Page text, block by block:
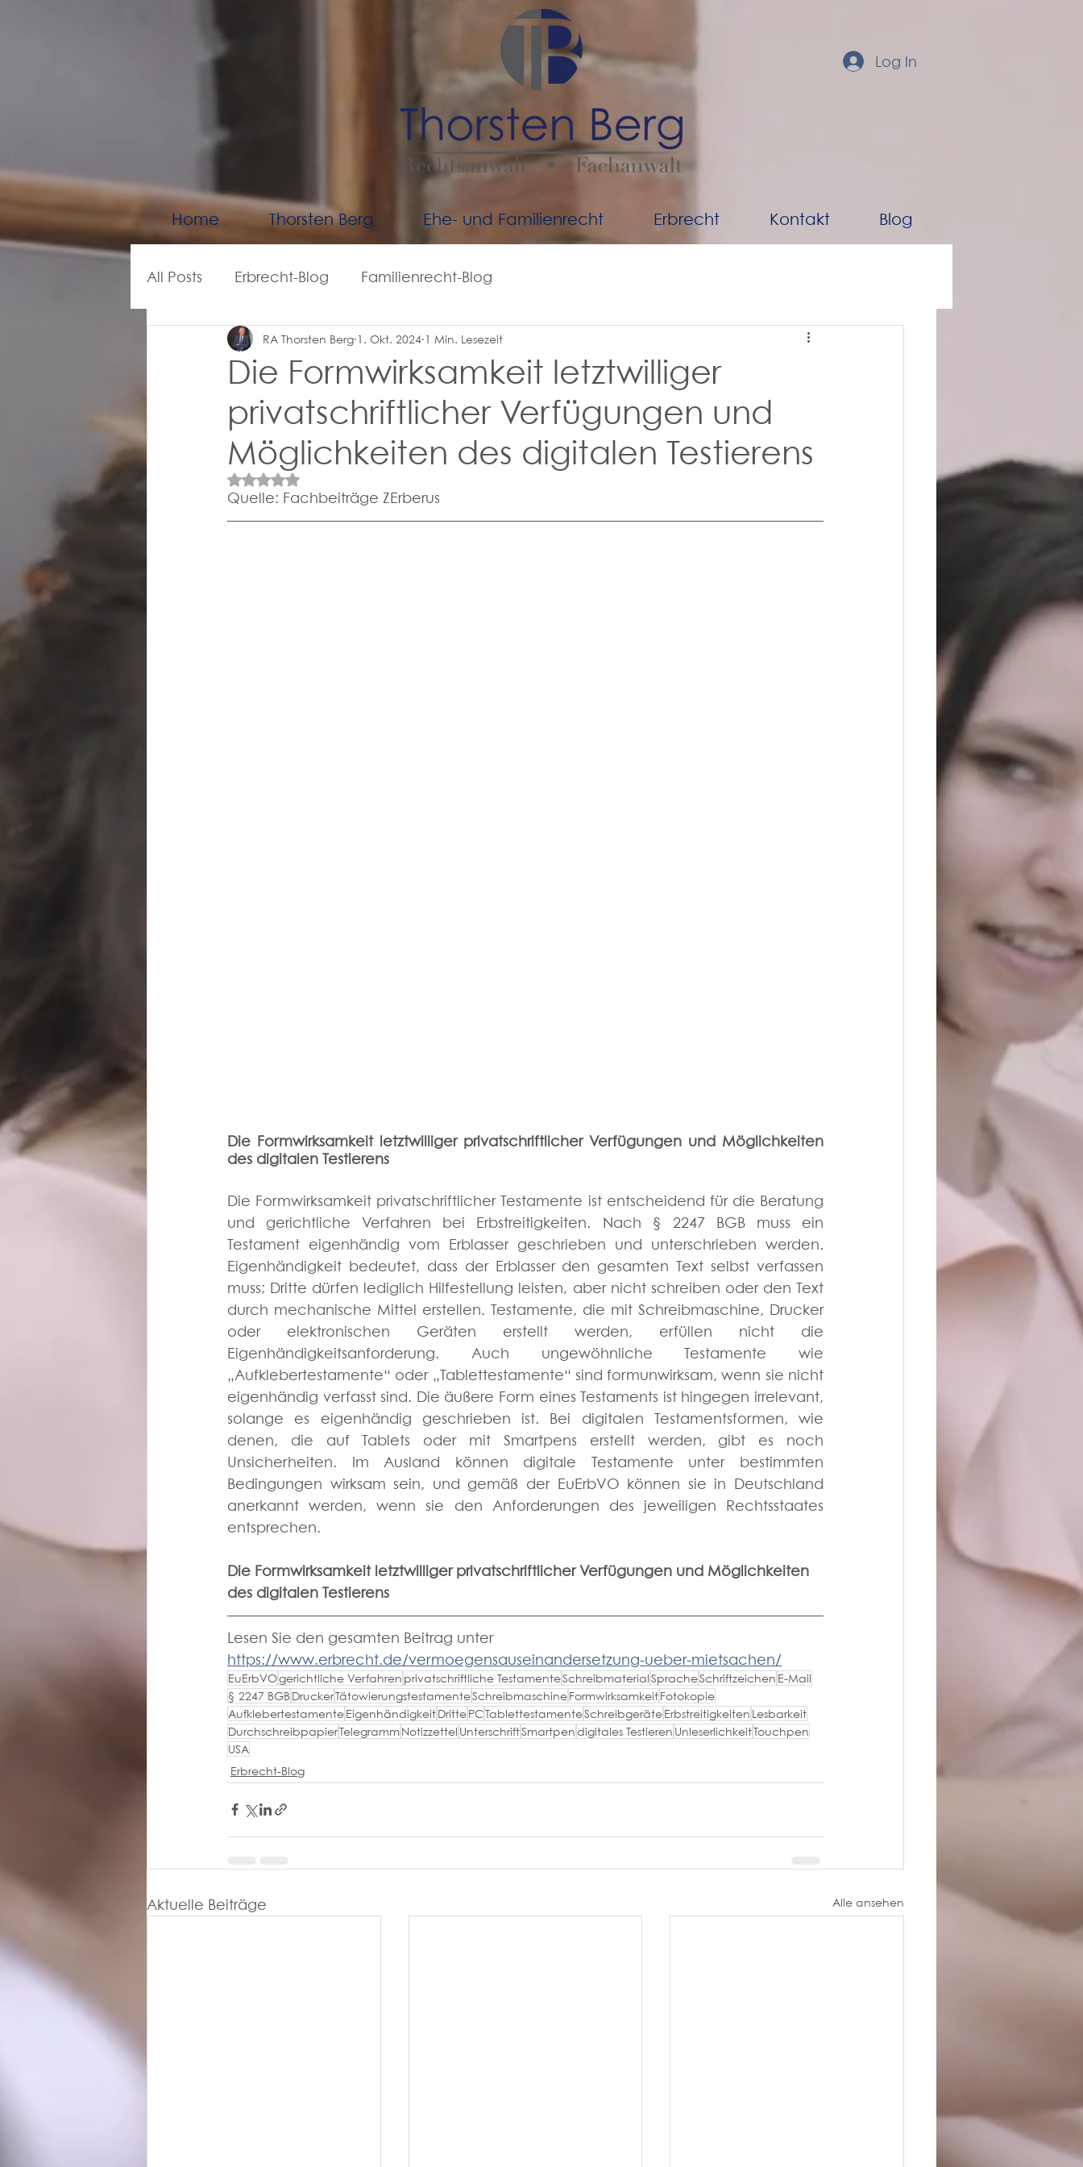
Log In
Home Thorsten Berg Ehe- und Familienrecht Erbrecht Kontakt Blog
All Posts Erbrecht-Blog Familienrecht-Blog
Die Formwirksamkeit letztwilliger
privatschriftlicher Verfügungen und
Möglichkeiten des digitalen Testierens
RA Thorsten Berg 1. Okt. 2024 1 Min. Lesezeit
Mit NaN von 5 Sternen bewertet.
Quelle: Fachbeiträge ZErberus
Die Formwirksamkeit letztwilliger privatschriftlicher Verfügungen und Möglichkeiten
des digitalen Testierens
Die Formwirksamkeit privatschriftlicher Testamente ist entscheidend für die Beratung
und gerichtliche Verfahren bei Erbstreitigkeiten. Nach § 2247 BGB muss ein
Testament eigenhändig vom Erblasser geschrieben und unterschrieben werden.
Eigenhändigkeit bedeutet, dass der Erblasser den gesamten Text selbst verfassen
muss; Dritte dürfen lediglich Hilfestellung leisten, aber nicht schreiben oder den Text
durch mechanische Mittel erstellen. Testamente, die mit Schreibmaschine, Drucker
oder elektronischen Geräten erstellt werden, erfüllen nicht die
Eigenhändigkeitsanforderung. Auch ungewöhnliche Testamente wie
„Aufklebertestamente“ oder „Tablettestamente“ sind formunwirksam, wenn sie nicht
eigenhändig verfasst sind. Die äußere Form eines Testaments ist hingegen irrelevant,
solange es eigenhändig geschrieben ist. Bei digitalen Testamentsformen, wie
denen, die auf Tablets oder mit Smartpens erstellt werden, gibt es noch
Unsicherheiten. Im Ausland können digitale Testamente unter bestimmten
Bedingungen wirksam sein, und gemäß der EuErbVO können sie in Deutschland
anerkannt werden, wenn sie den Anforderungen des jeweiligen Rechtsstaates
entsprechen.
Die Formwirksamkeit letztwilliger privatschriftlicher Verfügungen und Möglichkeiten
des digitalen Testierens
Lesen Sie den gesamten Beitrag unter
https://www.erbrecht.de/vermoegensauseinandersetzung-ueber-mietsachen/
EuErbVOgerichtliche Verfahren privatschriftliche TestamenteSchreibmaterialSpracheSchriftzeichen E-Mail
§ 2247 BGBDruckerTätowierungstestamenteSchreibmaschineFormwirksamkeitFotokopie
AufklebertestamenteEigenhändigkeitDrittePCTablettestamenteSchreibgeräteErbstreitigkeiten Lesbarkeit
DurchschreibpapierTelegrammNotizzettel UnterschriftSmartpendigitales Testieren UnleserlichkeitTouchpen
USA
Erbrecht-Blog
Aktuelle Beiträge Alle ansehen